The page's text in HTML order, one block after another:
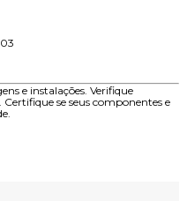
e instalações. Verifique
se seus componentes e